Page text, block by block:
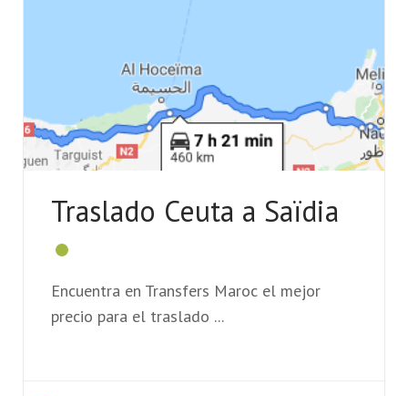
Traslado Ceuta a Saïdia
Encuentra en Transfers Maroc el mejor
precio para el traslado ...